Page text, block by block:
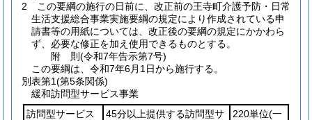
2
この要綱の施行の日前に、改正前の王寺町介護予防・日常
生活支援総合事業実施要綱の規定により作成されている申
請書等の用紙については、改正後の要綱の規定にかかわら
ず、必要な修正を加え使用できるものとする。
附 則(令和7年告示第7号)
この要綱は、令和7年6月1日から施行する。
別表第1(第5条関係)
緩和訪問型サービス事業
訪問型サービス
45分以上提供する訪問型サ
220単位(一